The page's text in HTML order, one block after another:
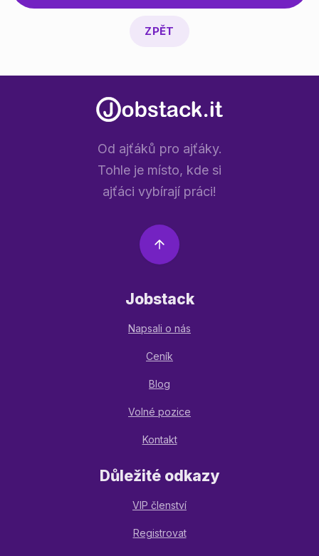
ZPĚT
Od ajťáků pro ajťáky.
Tohle je místo, kde si
ajťáci vybírají práci!
Jobstack
Napsali o nás
Ceník
Blog
Volné pozice
Kontakt
Důležité odkazy
VIP členství
Registrovat